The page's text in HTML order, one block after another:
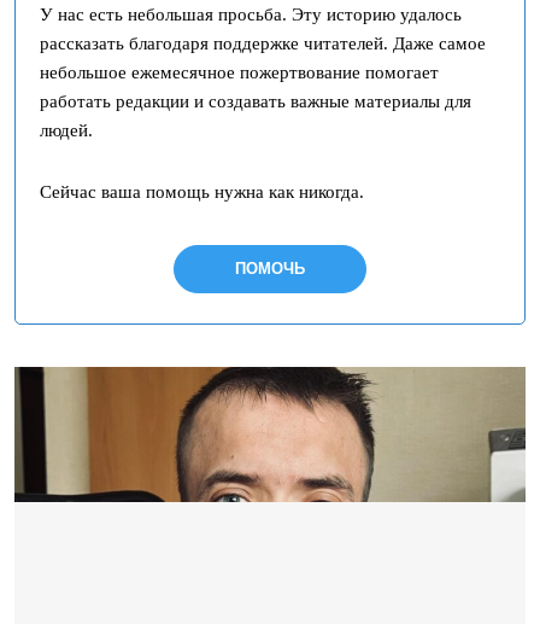
У нас есть небольшая просьба. Эту историю удалось
рассказать благодаря поддержке читателей. Даже самое
небольшое ежемесячное пожертвование помогает
работать редакции и создавать важные материалы для
людей.
Сейчас ваша помощь нужна как никогда.
ПОМОЧЬ